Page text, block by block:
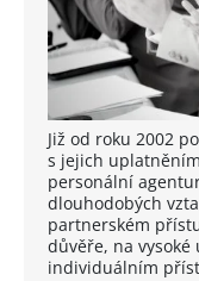
Již od roku 2002
s jejich
personální
dlouhodobých
partnerském
důvěře, na vysoké
individuálním